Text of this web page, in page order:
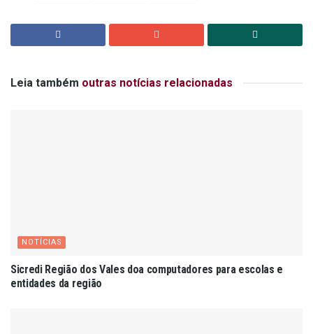
Leia também outras notícias relacionadas
NOTÍCIAS
Sicredi Região dos Vales doa computadores para escolas e
entidades da região